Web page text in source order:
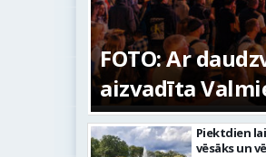
FOTO: Ar
aizvadīta
Piektdien
vēsāks un